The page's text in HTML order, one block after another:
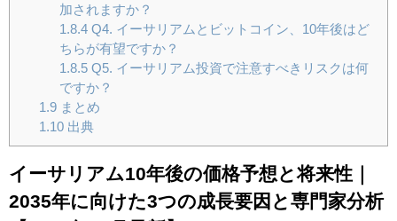
加されますか？
1.8.4Q4. イーサリアムとビットコイン、10年後はど
ちらが有望ですか？
1.8.5Q5. イーサリアム投資で注意すべきリスクは何
ですか？
1.9まとめ
1.10出典
イーサリアム10年後の価格予想と将来性｜
2035年に向けた3つの成長要因と専門家分析